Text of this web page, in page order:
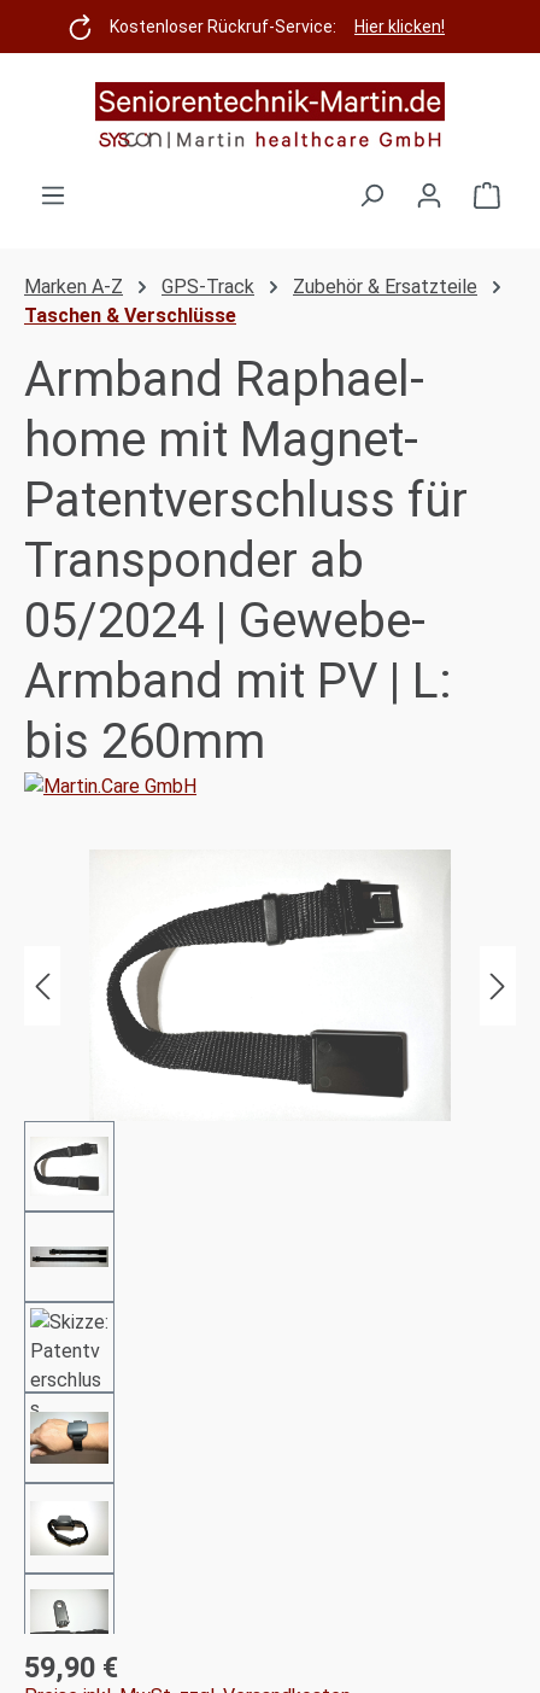
Zum Hauptinhalt springen
Kostenloser Rückruf-Service: Hier klicken!
Marken A-Z GPS-Track
Zubehör & Ersatzteile
Taschen & Verschlüsse
Armband Raphael-
home mit Magnet-
Patentverschluss für
Transponder ab
05/2024 | Gewebe-
Armband mit PV | L:
bis 260mm
Regulärer Preis:
59,90 €